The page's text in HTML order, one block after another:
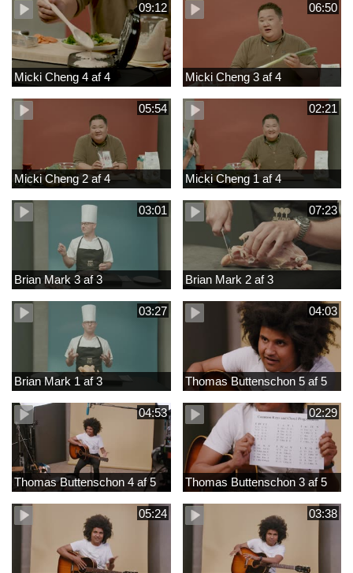
09:12
Micki Cheng 4 af 4
06:50
Micki Cheng 3 af 4
05:54
Micki Cheng 2 af 4
02:21
Micki Cheng 1 af 4
03:01
Brian Mark 3 af 3
07:23
Brian Mark 2 af 3
03:27
Brian Mark 1 af 3
04:03
Thomas Buttenschon 5 af 5
04:53
Thomas Buttenschon 4 af 5
02:29
Thomas Buttenschon 3 af 5
05:24 03:38